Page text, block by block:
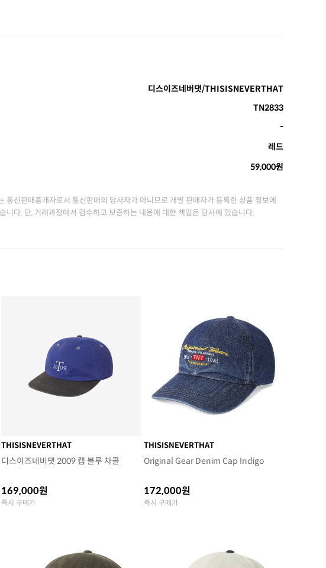
디스이즈네버댓/THISISNEVERTHAT
TN2833
-
레드
59,000원
통신판매중개자로서 통신판매의 당사자가 아니므로 개별 판매자가 등록한 상품 정보에
니다. 단, 거래과정에서 검수하고 보증하는 내용에 대한 책임은 당사에 있습니다.
THISISNEVERTHAT
디스이즈네버댓 2009 캡 블루 차콜
169,000원
즉시 구매가
THISISNEVERTHAT
Original Gear Denim Cap Indigo
172,000원
즉시 구매가